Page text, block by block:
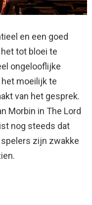
en een goed
tot bloei te
ongelooflijke
moeilijk te
van het gesprek.
Morbin in The Lord
nog steeds dat
zijn zwakke